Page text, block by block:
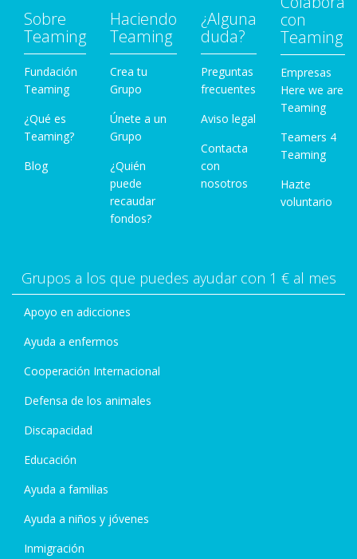
Sobre
Teaming
Fundación
Teaming
¿Qué es
Teaming?
Blog
Haciendo
Teaming
Crea tu
Grupo
Únete a un
Grupo
¿Quién
puede
recaudar
fondos?
¿Alguna
duda?
Preguntas
frecuentes
Aviso legal
Contacta
con
nosotros
con
Teaming
Empresas
Here we are
Teaming
Teamers 4
Teaming
Hazte
voluntario
Grupos a los que puedes ayudar con 1 € al mes
Apoyo en adicciones
Ayuda a enfermos
Cooperación Internacional
Defensa de los animales
Discapacidad
Educación
Ayuda a familias
Ayuda a niños y jóvenes
Inmigración